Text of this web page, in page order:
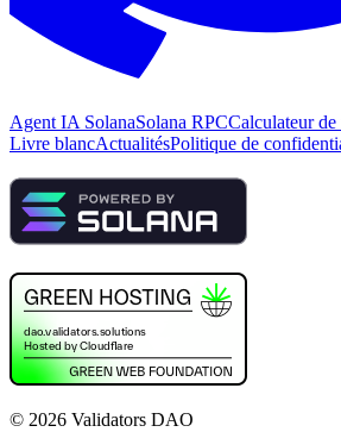
Agent IA SolanaSolana RPCCalculateur
Livre blancActualitésPolitique de
© 2026 Validators DAO